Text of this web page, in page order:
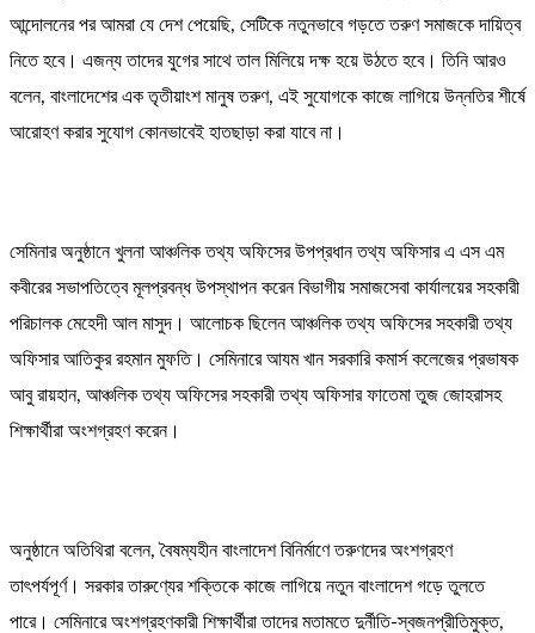
আন্দোলনের পর আমরা যে দেশ পেয়েছি, সেটিকে নতুনভাবে গড়তে তরুণ সমাজকে দায়িত্ব
নিতে হবে। এজন্য তাদের যুগের সাথে তাল মিলিয়ে দক্ষ হয়ে উঠতে হবে। তিনি আরও
বলেন, বাংলাদেশের এক তৃতীয়াংশ মানুষ তরুণ, এই সুযোগকে কাজে লাগিয়ে উন্নতির শীর্ষে
আরোহণ করার সুযোগ কোনভাবেই হাতছাড়া করা যাবে না।
সেমিনার অনুষ্ঠানে খুলনা আঞ্চলিক তথ্য অফিসের উপপ্রধান তথ্য অফিসার এ এস এম
কবীরের সভাপতিত্বে মূলপ্রবন্ধ উপস্থাপন করেন বিভাগীয় সমাজসেবা কার্যালয়ের সহকারী
পরিচালক মেহেদী আল মাসুদ। আলোচক ছিলেন আঞ্চলিক তথ্য অফিসের সহকারী তথ্য
অফিসার আতিকুর রহমান মুফতি। সেমিনারে আযম খান সরকারি কমার্স কলেজের প্রভাষক
আবু রায়হান, আঞ্চলিক তথ্য অফিসের সহকারী তথ্য অফিসার ফাতেমা তুজ জোহরাসহ
শিক্ষার্থীরা অংশগ্রহণ করেন।
অনুষ্ঠানে অতিথিরা বলেন, বৈষম্যহীন বাংলাদেশ বিনির্মাণে তরুণদের অংশগ্রহণ
তাৎপর্যপূর্ণ। সরকার তারুণ্যের শক্তিকে কাজে লাগিয়ে নতুন বাংলাদেশ গড়ে তুলতে
পারে। সেমিনারে অংশগ্রহণকারী শিক্ষার্থীরা তাদের মতামতে দুর্নীতি-স্বজনপ্রীতিমুক্ত,